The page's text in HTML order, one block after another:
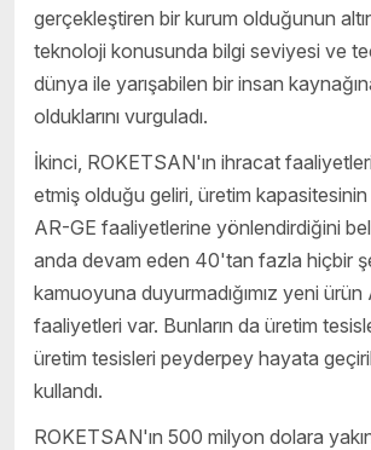
gerçekleştiren bir kurum olduğunun
teknoloji konusunda bilgi seviyesi ve
dünya ile yarışabilen bir insan
olduklarını vurguladı.
İkinci, ROKETSAN'ın ihracat
etmiş olduğu geliri, üretim kapasitesinin
AR-GE faaliyetlerine yönlendirdiğini
anda devam eden 40'tan fazla hiçbir
kamuoyuna duyurmadığımız yeni ürün
faaliyetleri var. Bunların da üretim
üretim tesisleri peyderpey hayata
kullandı.
ROKETSAN'ın 500 milyon dolara yakın